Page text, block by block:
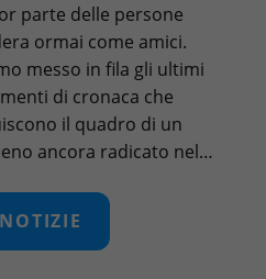
parte delle persone
ormai come amici.
messo in fila gli ultimi
di cronaca che
il quadro di un
ancora radicato nel…